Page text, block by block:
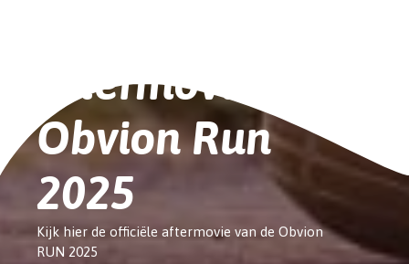
Aftermovie
Obvion Run
2025
Kijk hier de officiële aftermovie van de Obvion
RUN 2025